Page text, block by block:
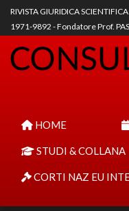
RIVISTA GIURIDICA SCIENTIFICA
1971-9892 - Fondatore Prof.
HOME
STUDI & COLLANA
CORTI NAZ EU